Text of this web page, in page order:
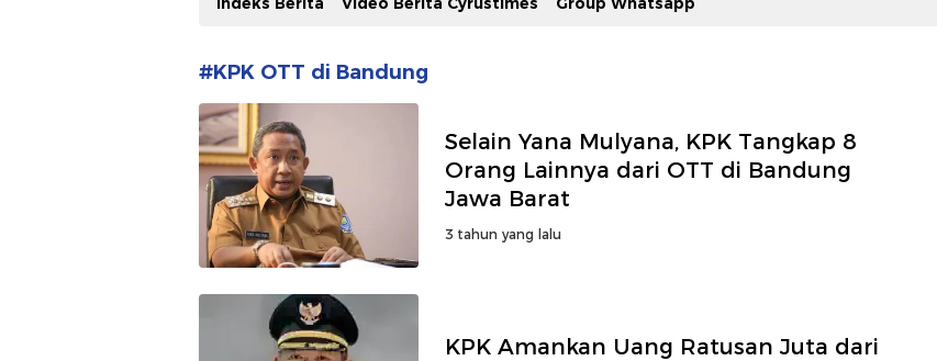
#KPK OTT di Bandung
Selain Yana Mulyana, KPK Tangkap 8
Orang Lainnya dari OTT di Bandung
Jawa Barat
3 tahun yang lalu
KPK Amankan Uang Ratusan Juta dari